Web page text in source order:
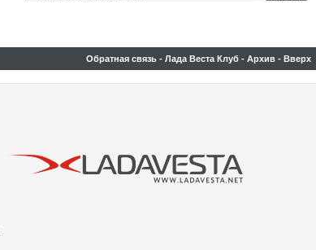
Обратная связь - Лада Веста Клуб - Архив - Вверх